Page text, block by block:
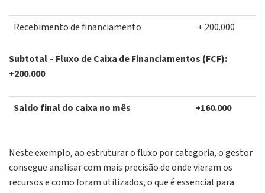
Recebimento de financiamento + 200.000
Subtotal – Fluxo de Caixa de Financiamentos (FCF):
+200.000
Saldo final do caixa no mês +160.000
Neste exemplo, ao estruturar o fluxo por categoria, o gestor
consegue analisar com mais precisão de onde vieram os
recursos e como foram utilizados, o que é essencial para